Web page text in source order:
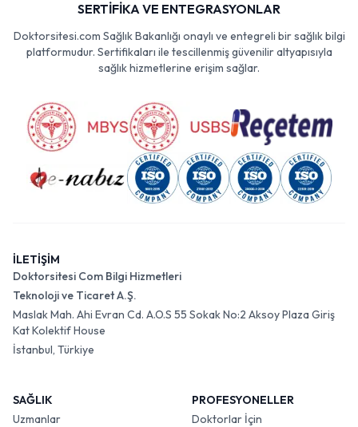
SERTİFİKA VE ENTEGRASYONLAR
Doktorsitesi.com Sağlık Bakanlığı onaylı ve entegreli bir sağlık bilgi
platformudur. Sertifikaları ile tescillenmiş güvenilir altyapısıyla
sağlık hizmetlerine erişim sağlar.
İLETİŞİM
Doktorsitesi Com Bilgi Hizmetleri
Teknoloji ve Ticaret A.Ş.
Maslak Mah. Ahi Evran Cd. A.O.S 55 Sokak No:2 Aksoy Plaza Giriş
Kat Kolektif House
İstanbul, Türkiye
SAĞLIK
Uzmanlar
PROFESYONELLER
Doktorlar İçin